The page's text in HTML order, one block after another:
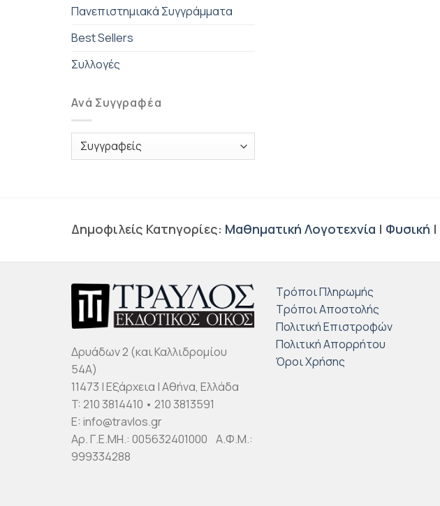
Πανεπιστημιακά Συγγράμματα
Best Sellers
Συλλογές
Ανά Συγγραφέα
Δημοφιλείς Κατηγορίες: Μαθηματική Λογοτεχνία | Φυσική |
Δρυάδων 2 (και Καλλιδρομίου
54Α)
11473 | Εξάρχεια | Αθήνα, Ελλάδα
T: 210 3814410 • 210 3813591
E: info@travlos.gr
Αρ. Γ.Ε.ΜΗ.: 005632401000 Α.Φ.Μ.:
999334288
Τρόποι Πληρωμής
Τρόποι Αποστολής
Πολιτική Επιστροφών
Πολιτική Απορρήτου
Όροι Χρήσης